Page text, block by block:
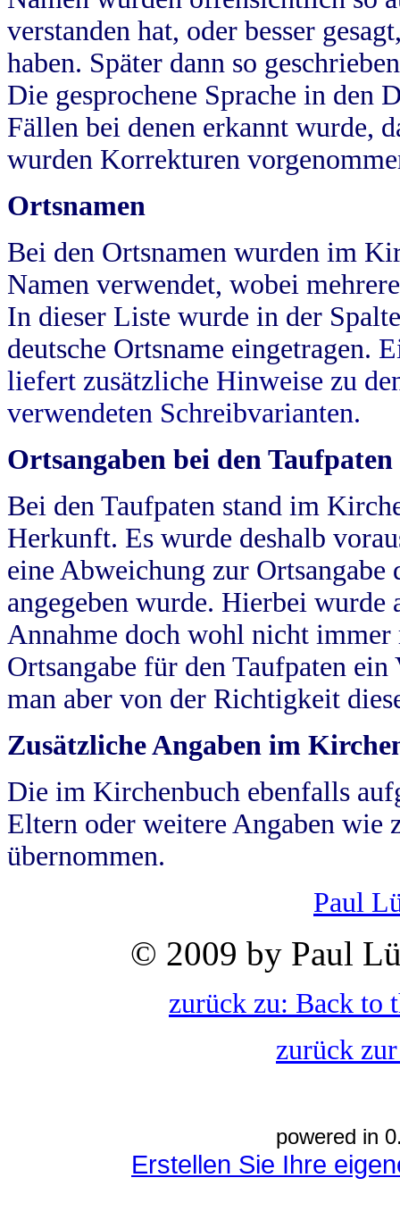
verstanden hat, oder besser
haben. Später dann so
Die gesprochene Sprache in
Fällen bei denen erkannt wurde,
wurden Korrekturen
Ortsnamen
Bei den Ortsnamen wurden im
Namen verwendet, wobei
In dieser Liste wurde in der
deutsche Ortsname eingetragen.
liefert zusätzliche Hinweise zu
verwendeten Schreibvarianten.
Ortsangaben bei den Taufpaten
Bei den Taufpaten stand im
Herkunft. Es wurde deshalb
eine Abweichung zur
angegeben wurde. Hierbei wurde
Annahme doch wohl nicht
Ortsangabe für den Taufpaten
man aber von der Richtigkeit
Zusätzliche Angaben im
Die im Kirchenbuch ebenfalls
Eltern oder weitere Angaben wie
übernommen.
Paul
© 2009 by Paul
zurück zu: Back to
zurück
powered in
Erstellen Sie Ihre